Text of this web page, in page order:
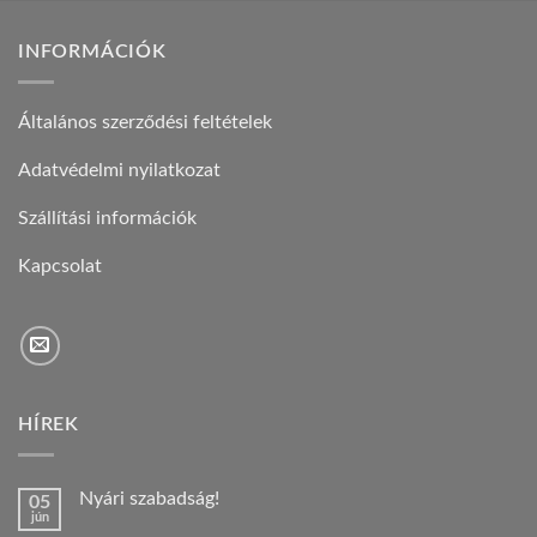
INFORMÁCIÓK
Általános szerződési feltételek
Adatvédelmi nyilatkozat
Szállítási információk
Kapcsolat
HÍREK
05
jún
Nyári szabadság!